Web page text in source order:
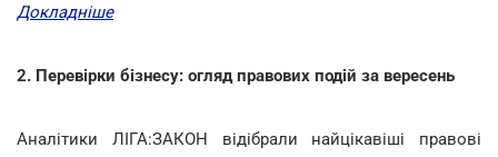
Докладніше
2. Перевірки бізнесу: огляд правових подій за вересень
Аналітики ЛІГА:ЗАКОН відібрали найцікавіші правові